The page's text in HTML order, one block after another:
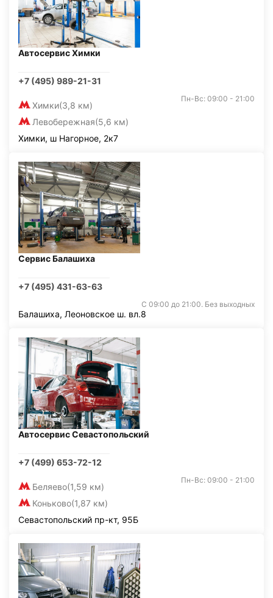
Автосервис Химки
+7 (495) 989-21-31
Химки(3,8 км)
Левобережная(5,6 км)
Пн-Вс: 09:00 - 21:00
Химки, ш Нагорное, 2к7
Сервис Балашиха
+7 (495) 431-63-63
С 09:00 до 21:00. Без выходных
Балашиха, Леоновское ш. вл.8
Автосервис Севастопольский
+7 (499) 653-72-12
Беляево(1,59 км)
Коньково(1,87 км)
Пн-Вс: 09:00 - 21:00
Севастопольский пр-кт, 95Б